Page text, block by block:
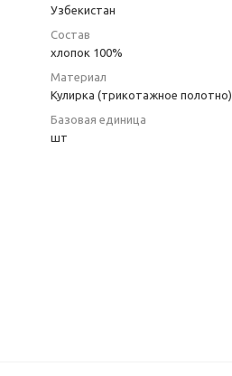
Узбекистан
Состав
хлопок 100%
Материал
Кулирка (трикотажное полотно)
Базовая единица
шт